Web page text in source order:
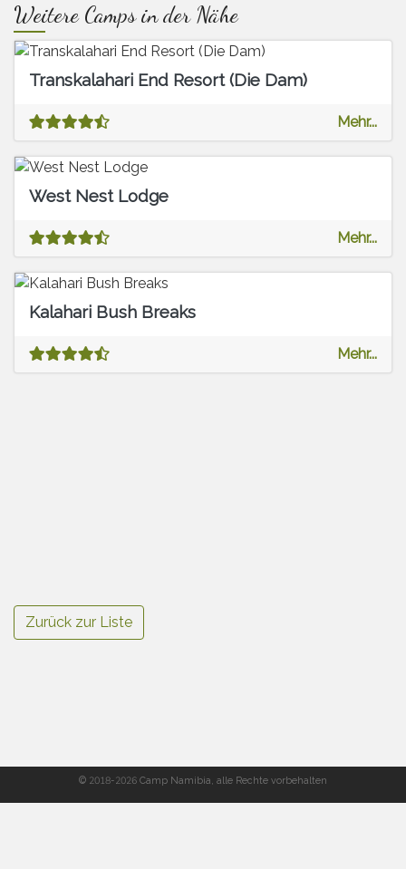
Weitere Camps in der Nähe
Transkalahari End Resort (Die Dam)
Mehr...
West Nest Lodge
Mehr...
Kalahari Bush Breaks
Mehr...
Zurück zur Liste
© 2018-2026 Camp Namibia, alle Rechte vorbehalten